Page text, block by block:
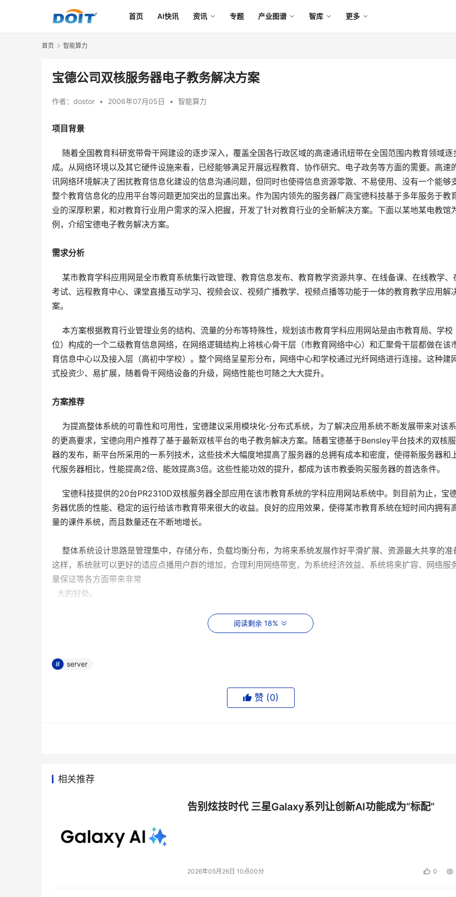
首页 AI快讯 资讯 专题 产业图谱 智库 更多
首页 智能算力
宝德公司双核服务器电子教务解决方案
作者： dostor • 2006年07月05日 • 智能算力
项目背景
随着全国教育科研宽带骨干网建设的逐步深入，覆盖全国各行政区域的高速通讯纽带在全国范围内教育领域逐
成。从网络环境以及其它硬件设施来看，已经能够满足开展远程教育、协作研究、电子政务等方面的需要。高速
讯网络环境解决了困扰教育信息化建设的信息沟通问题，但同时也使得信息资源零散、不易使用、没有一个能够
整个教育信息化的应用平台等问题更加突出的显露出来。作为国内领先的服务器厂商宝德科技基于多年服务于教
业的深厚积累，和对教育行业用户需求的深入把握，开发了针对教育行业的全新解决方案。下面以某地某电教馆
例，介绍宝德电子教务解决方案。
需求分析
某市教育学科应用网是全市教育系统集行政管理、教育信息发布、教育教学资源共享、在线备课、在线教学、
考试、远程教育中心、课堂直播互动学习、视频会议、视频广播教学、视频点播等功能于一体的教育教学应用解
案。
本方案根据教育行业管理业务的结构、流量的分布等特殊性，规划该市教育学科应用网站是由市教育局、学校
位）构成的一个二级教育信息网络，在网络逻辑结构上将核心骨干层（市教育网络中心）和汇聚骨干层都做在该
育信息中心以及接入层（高初中学校）。整个网络呈星形分布，网络中心和学校通过光纤网络进行连接。这种建
式投资少、易扩展，随着骨干网络设备的升级，网络性能也可随之大大提升。
方案推荐
为提高整体系统的可靠性和可用性，宝德建议采用模块化-分布式系统，为了解决应用系统不断发展带来对该
的更高要求，宝德向用户推荐了基于最新双核平台的电子教务解决方案。随着宝德基于Bensley平台技术的双核
器的发布，新平台所采用的一系列技术，这些技术大幅度地提高了服务器的总拥有成本和密度，使得新服务器和
代服务器相比，性能提高2倍、能效提高3倍。这些性能功效的提升，都成为该市教委购买服务器的首选条件。
宝德科技提供的20台PR2310D双核服务器全部应用在该市教育系统的学科应用网站系统中。到目前为止，宝
务器优质的性能、稳定的运行给该市教育带来很大的收益。良好的应用效果，使得某市教育系统在短时间内拥有
量的课件系统，而且数量还在不断地增长。
整体系统设计思路是管理集中，存储分布，负载均衡分布，为将来系统发展作好平滑扩展、资源最大共享的准
这样，系统就可以更好的适应点播用户群的增加，合理利用网络带宽，为系统经济效益、系统将来扩容、网络服
量保证等各方面带来非常
大的好处。
系统设计的基本思想：在教委中心区放置核心服务器群组，由中心进行统一管理、统一计费，以统一的门户向
学生用户提供服务，用户在中心统一认证，而其他的媒体服务器分布放置在周边20所优质学校。
各地的服务器也都可以向整个中心地区及其他周边地区的用户服务，各地服务器之间进行负载平衡，实现动态分
布、自动分发以解决高并发流的要求。
阅读剩余 18%
本文来源于DOIT传媒，文章内容仅供参考，不构成投资建议。
server
赞 (0)
相关推荐
告别炫技时代 三星Galaxy系列让创新AI功能成为“标配”
2026年05月26日 10点00分 0